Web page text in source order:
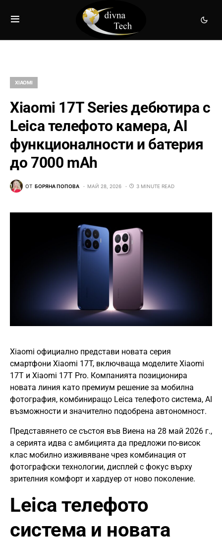
XIAOMI
Xiaomi 17T Series дебютира с
Leica телефото камера, AI
функционалности и батерия
до 7000 mAh
ОТ БОРЯНА ПОПОВА МАЙ 28, 2026 3 MINUTE READ
Xiaomi официално представи новата серия
смартфони Xiaomi 17T, включваща моделите Xiaomi
17T и Xiaomi 17T Pro. Компанията позиционира
новата линия като премиум решение за мобилна
фотография, комбиниращо Leica телефото система, AI
възможности и значително подобрена автономност.
Представянето се състоя във Виена на 28 май 2026 г.,
а серията идва с амбицията да предложи по-висок
клас мобилно изживяване чрез комбинация от
фотографски технологии, дисплей с фокус върху
зрителния комфорт и хардуер от ново поколение.
Leica телефото
система и новата